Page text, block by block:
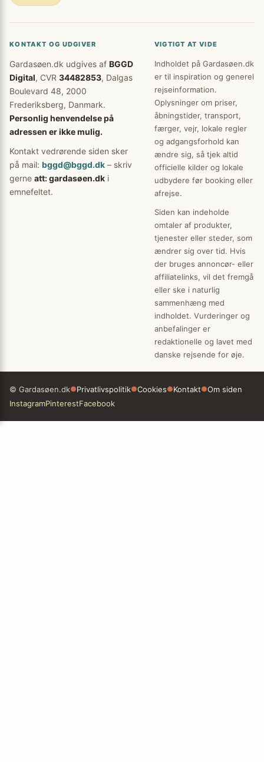
KONTAKT OG UDGIVER
Gardasøen.dk udgives af BGGD
Digital, CVR 34482853, Dalgas
Boulevard 48, 2000
Frederiksberg, Danmark.
Personlig henvendelse på
adressen er ikke mulig.
Kontakt vedrørende siden sker
på mail: bggd@bggd.dk – skriv
gerne att: gardasøen.dk i
emnefeltet.
VIGTIGT AT VIDE
Indholdet på Gardasøen.dk
er til inspiration og generel
rejseinformation.
Oplysninger om priser,
åbningstider, transport,
færger, vejr, lokale regler
og adgangsforhold kan
ændre sig, så tjek altid
officielle kilder og lokale
udbydere før booking eller
afrejse.
Siden kan indeholde
omtaler af produkter,
tjenester eller steder, som
ændrer sig over tid. Hvis
der bruges annoncør- eller
affiliatelinks, vil det fremgå
eller ske i naturlig
sammenhæng med
indholdet. Vurderinger og
anbefalinger er
redaktionelle og lavet med
danske rejsende for øje.
© Gardasøen.dk●Privatlivspolitik●Cookies●Kontakt●Om siden
InstagramPinterestFacebook